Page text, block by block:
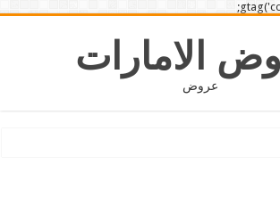
الامارات
عروض